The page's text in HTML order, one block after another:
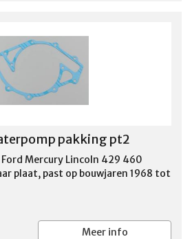
COLONY PARK 1987-1991
1988 MERCURY GRAND
MARQUIS 1979-1982
1980 MERCURY ZEPHYR 1980-1982
pakking pt2
Mercury Lincoln 429 460
plaat, past op bouwjaren 1968 tot
Meer info